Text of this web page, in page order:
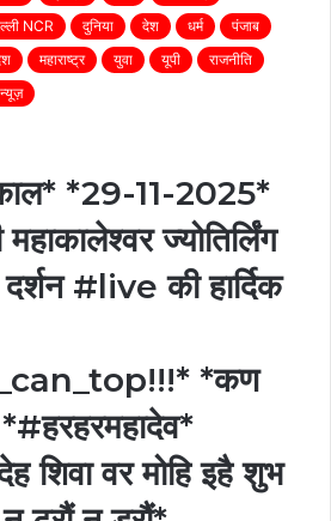
NCR दुनिया देश धर्म
पंजाब
महाराष्ट्र युवा यूपी
राजनीति
*29-11-2025*
ज्योतिर्लिंग
#live की हार्दिक
*कण
शिवा वर मोहि इहै शुभ